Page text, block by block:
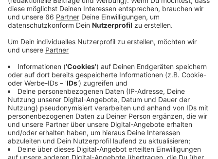
Anzeige
Noch bis morgen (7. Januar 2024) sollen Menschen in
Parks und Gärten eine Stunde lang Wintervögel zählen.
Also zum Beispiel Meisen, Finken, Rotkehlchen und
Spatzen. Die Aktion sei wichtig, um die Population zu
beobachten, so der NABU. Die Ergebnisse der letzten
Jahre hätten gezeigt, dass es weniger Vögel gebe.
Der Grund: sie finden weniger zu essen. Deswegen
dürfen Vögel inzwischen auch das ganze Jahr über
gefüttert werden.